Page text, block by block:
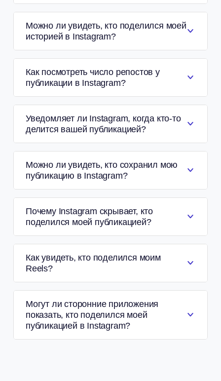
Можно ли увидеть, кто поделился моей
историей в Instagram?
Как посмотреть число репостов у
публикации в Instagram?
Уведомляет ли Instagram, когда кто-то
делится вашей публикацией?
Можно ли увидеть, кто сохранил мою
публикацию в Instagram?
Почему Instagram скрывает, кто
поделился моей публикацией?
Как увидеть, кто поделился моим
Reels?
Могут ли сторонние приложения
показать, кто поделился моей
публикацией в Instagram?